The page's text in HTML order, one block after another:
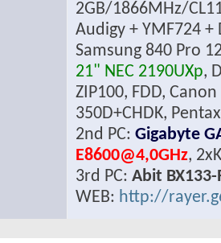
2GB/1866MHz/
Audigy + YMF724
Samsung 840 Pro
21" NEC 2190UXp,
ZIP100, FDD,
350D+CHDK,
2nd PC: Gigabyte
E8600@4,0GHz,
3rd PC: Abit BX133-
WEB: http://